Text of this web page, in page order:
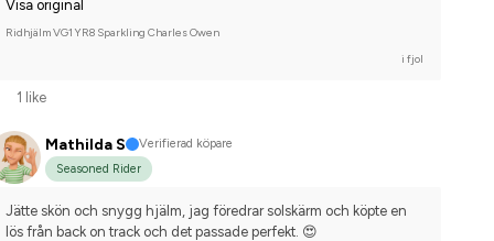
Visa original
Ridhjälm VG1 YR8 Sparkling Charles Owen
i fjol
1 like
Mathilda S
Verifierad köpare
Seasoned Rider
Jätte skön och snygg hjälm, jag föredrar solskärm och köpte en
lös från back on track och det passade perfekt. 😍